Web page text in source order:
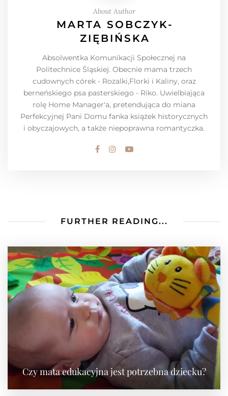
About Author
MARTA SOBCZYK-
ZIĘBIŃSKA
Absolwentka Komunikacji Społecznej na
Politechnice Śląskiej. Obecnie mama trzech
cudownych córek - Rozalki,Florki i Kaliny, oraz
berneńskiego psa pasterskiego - Riko. Uwielbiająca
rolę Home Manager'a, pretendująca do miana
Perfekcyjnej Pani Domu fanka książek historycznych
i obyczajowych, a także niepoprawna romantyczka.
FURTHER READING...
Czy mata edukacyjna jest potrzebna dziecku?